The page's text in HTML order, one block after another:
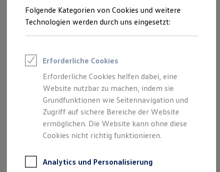
Saisonangebote
Reifenpakete
Leasing
Leasing-Angebote
Elektroauto Leasing
Kleinwagen-Leasing
Leasing ohne Anzahlung
Finanzierung
Autokredit mit Schlussrate
Versicherungen und Garantien
Kfz-Versicherung
Restschuldversicherungen
Garantien
Professional Class bei Volkswagen
sportlichen und hochwertigen Look und unterstreichen die
Dynamik Ihres Autos. Fragen Sie die Felgen gern bei Ihrem
Partner an.
Folgende Kategorien von Cookies und weitere
Technologien werden durch uns eingesetzt:
Erforderliche Cookies
Erforderliche Cookies helfen dabei, eine
Website nutzbar zu machen, indem sie
Grundfunktionen wie Seitennavigation und
Zugriff auf sichere Bereiche der Website
ermöglichen. Die Website kann ohne diese
Cookies nicht richtig funktionieren.
Analytics und Personalisierung